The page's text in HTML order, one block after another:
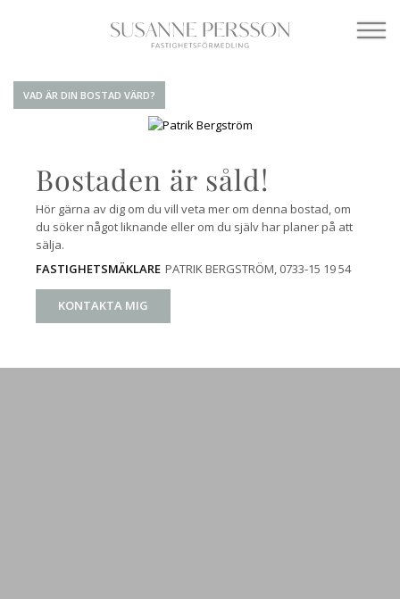
VAD ÄR DIN BOSTAD VÄRD?
Bostaden är såld!
Hör gärna av dig om du vill veta mer om denna bostad, om
du söker något liknande eller om du själv har planer på att
sälja.
FASTIGHETSMÄKLARE PATRIK BERGSTRÖM , 0733-15 19 54
KONTAKTA MIG